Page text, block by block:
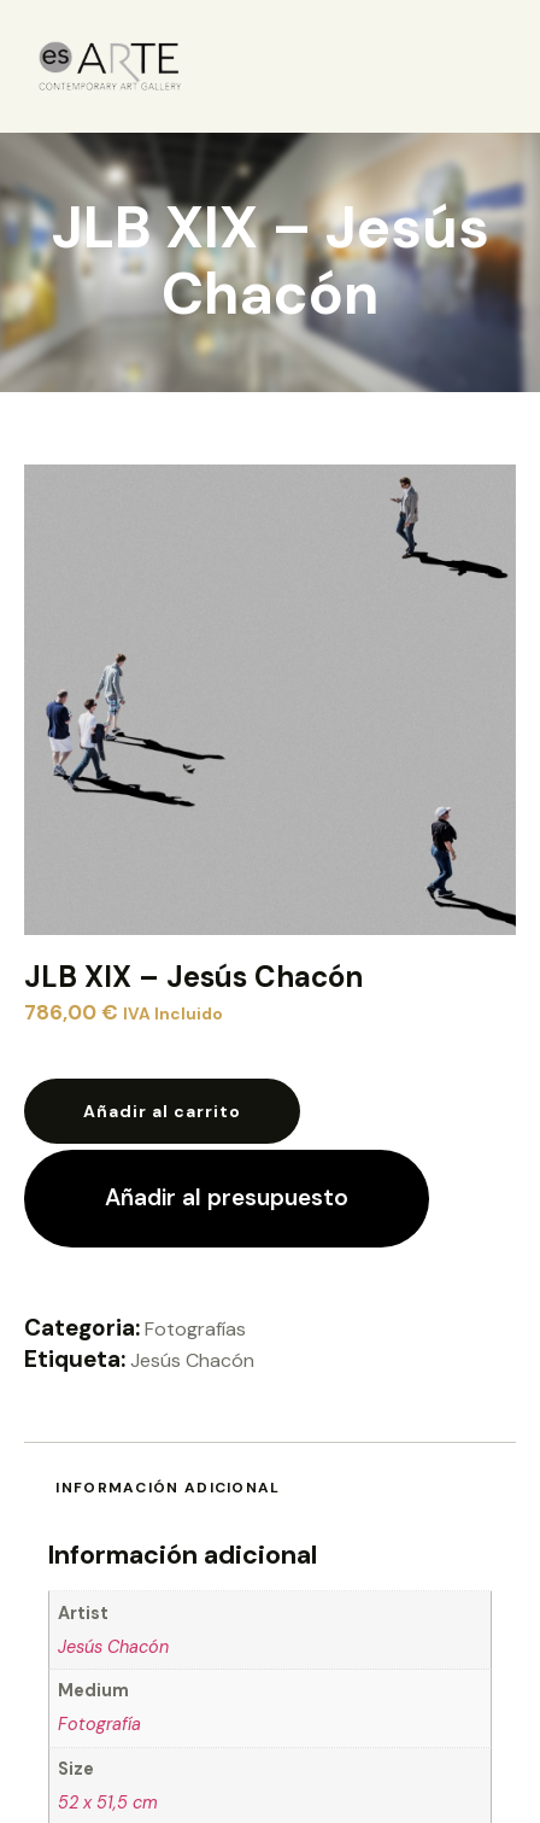
JLB XIX – Jesús
Chacón
JLB XIX – Jesús Chacón
786,00€ IVA Incluido
Añadir al carrito
Añadir al presupuesto
Categoria:Fotografías
Etiqueta:Jesús Chacón
INFORMACIÓN ADICIONAL
Información adicional
Artist
Jesús Chacón
Medium
Fotografía
Size
52 x 51,5 cm